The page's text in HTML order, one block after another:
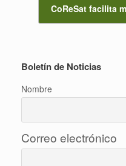
CoReSat facilita
Boletín de Noticias
Nombre
Correo electrónico